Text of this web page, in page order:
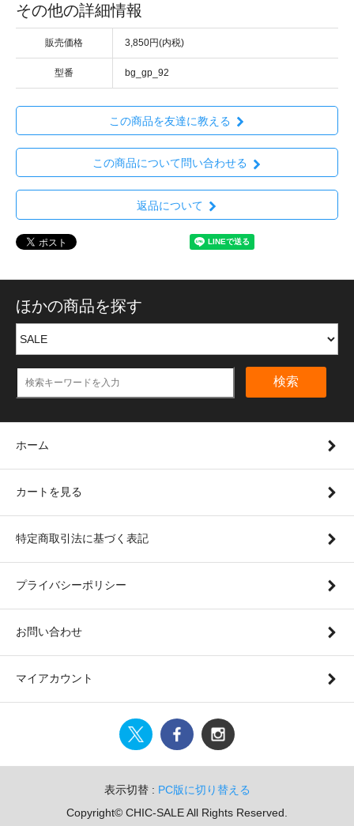
その他の詳細情報
販売価格 3,850円(内税)
型番 bg_gp_92
この商品を友達に教える
この商品について問い合わせる
返品について
ほかの商品を探す
検索
ホーム
カートを見る
特定商取引法に基づく表記
プライバシーポリシー
お問い合わせ
マイアカウント
表示切替 : PC版に切り替える
Copyright© CHIC-SALE All Rights Reserved.